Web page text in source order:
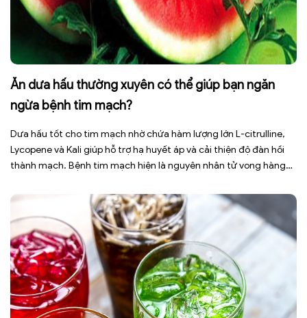
Ăn dưa hấu thường xuyên có thể giúp bạn ngăn
ngừa bệnh tim mạch?
Dưa hấu tốt cho tim mạch nhờ chứa hàm lượng lớn L-citrulline,
Lycopene và Kali giúp hỗ trợ hạ huyết áp và cải thiện độ đàn hồi
thành mạch. Bệnh tim mạch hiện là nguyên nhân tử vong hàng
ngày có thể […]